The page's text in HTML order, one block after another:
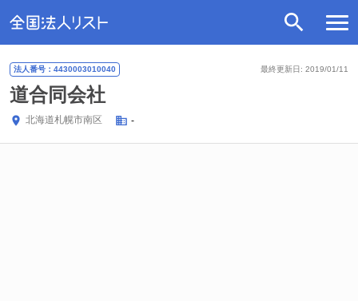
最終更新日: 2019/01/11
法人番号：4430003010040
道合同会社
北海道札幌市南区 -